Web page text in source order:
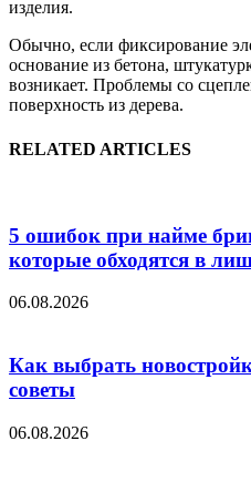
изделия.
Обычно, если фиксирование
основание из бетона,
возникает. Проблемы со
поверхность из дерева.
RELATED ARTICLES
5 ошибок при найме
которые обходятся в
06.08.2026
Как выбрать
советы
06.08.2026